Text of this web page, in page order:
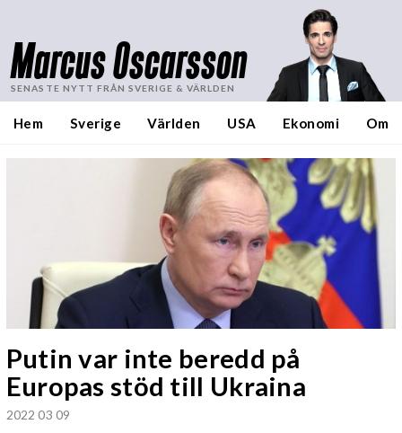
Marcus Oscarsson
SENASTE NYTT FRÅN SVERIGE & VÄRLDEN
Hem Sverige Världen USA Ekonomi Om
Putin var inte beredd på
Europas stöd till Ukraina
2022 03 09